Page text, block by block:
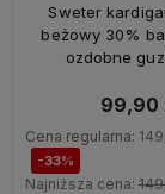
Sweter
beżowy 30%
ozdobne
99,90
Cena regularna:
-33%
Najniższa cena: